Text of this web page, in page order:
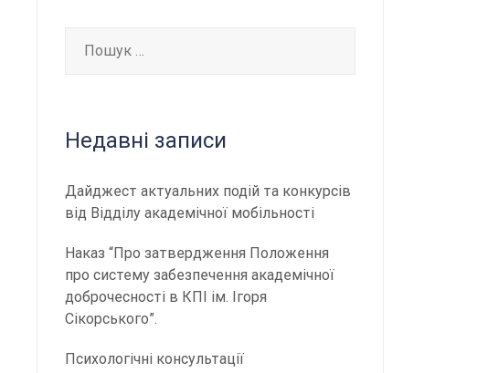
Недавні записи
Дайджест актуальних подій та конкурсів
від Відділу академічної мобільності
Наказ “Про затвердження Положення
про систему забезпечення академічної
доброчесності в КПІ ім. Ігоря
Сікорського”.
Психологічні консультації